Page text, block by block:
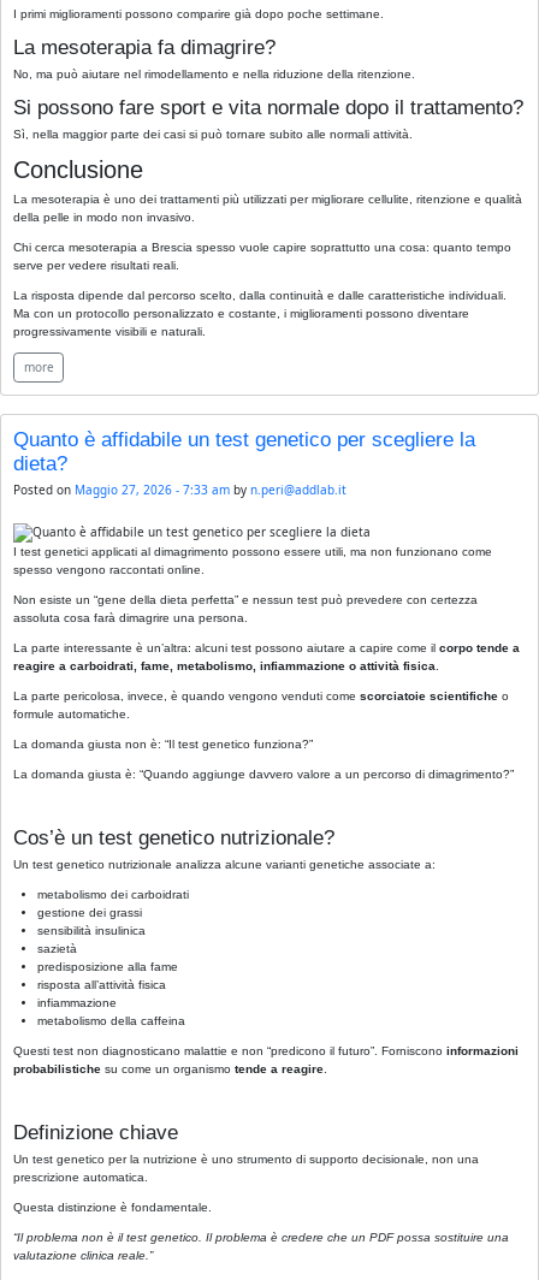
I primi miglioramenti possono comparire già dopo poche settimane.
La mesoterapia fa dimagrire?
No, ma può aiutare nel rimodellamento e nella riduzione della ritenzione.
Si possono fare sport e vita normale dopo il trattamento?
Sì, nella maggior parte dei casi si può tornare subito alle normali attività.
Conclusione
La mesoterapia è uno dei trattamenti più utilizzati per migliorare cellulite, ritenzione e qualità
della pelle in modo non invasivo.
Chi cerca mesoterapia a Brescia spesso vuole capire soprattutto una cosa: quanto tempo
serve per vedere risultati reali.
La risposta dipende dal percorso scelto, dalla continuità e dalle caratteristiche individuali.
Ma con un protocollo personalizzato e costante, i miglioramenti possono diventare
progressivamente visibili e naturali.
more
Quanto è affidabile un test genetico per scegliere la
dieta?
Posted on Maggio 27, 2026 - 7:33 am by n.peri@addlab.it
I test genetici applicati al dimagrimento possono essere utili, ma non funzionano come
spesso vengono raccontati online.
Non esiste un “gene della dieta perfetta” e nessun test può prevedere con certezza
assoluta cosa farà dimagrire una persona.
La parte interessante è un’altra: alcuni test possono aiutare a capire come il corpo tende a
reagire a carboidrati, fame, metabolismo, infiammazione o attività fisica
La parte pericolosa, invece, è quando vengono venduti come scorciatoie scientifiche o
formule automatiche.
La domanda giusta non è: “Il test genetico funziona?”
La domanda giusta è: “Quando aggiunge davvero valore a un percorso di dimagrimento?”
Cos’è un test genetico nutrizionale?
Un test genetico nutrizionale analizza alcune varianti genetiche associate a:
metabolismo dei carboidrati
gestione dei grassi
sensibilità insulinica
sazietà
predisposizione alla fame
risposta all’attività fisica
infiammazione
metabolismo della caffeina
Questi test non diagnosticano malattie e non “predicono il futuro”. Forniscono informazioni
probabilistiche su come un organismo tende a reagire
Definizione chiave
Un test genetico per la nutrizione è uno strumento di supporto decisionale, non una
prescrizione automatica.
Questa distinzione è fondamentale.
“Il problema non è il test genetico. Il problema è credere che un PDF possa sostituire una
valutazione clinica reale.”